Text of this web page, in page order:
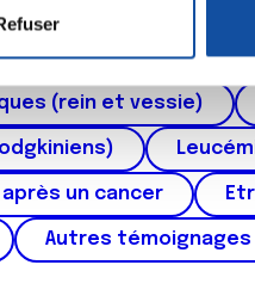
peuvent combiner celles-
utilisation de leurs
génital féminin
(rein et vessie)
après un cancer
Autres